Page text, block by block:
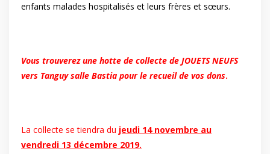
enfants malades hospitalisés et leurs frères et sœurs.
Vous trouverez une hotte de collecte de JOUETS NEUFS
vers Tanguy salle Bastia pour le recueil de vos dons.
La collecte se tiendra du jeudi 14 novembre au
vendredi 13 décembre 2019.